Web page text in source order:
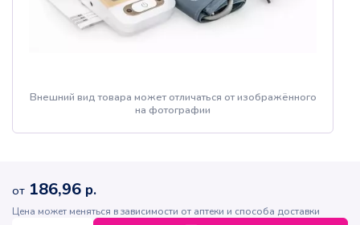
Внешний вид товара может отличаться от изображённого
на фотографии
от 186,96 р.
Цена может меняться в зависимости от аптеки и способа доставки